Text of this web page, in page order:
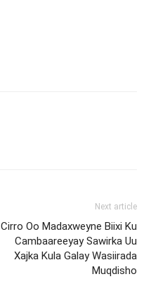
Next article
Cirro Oo Madaxweyne Biixi Ku
Cambaareeyay Sawirka Uu
Xajka Kula Galay Wasiirada
Muqdisho